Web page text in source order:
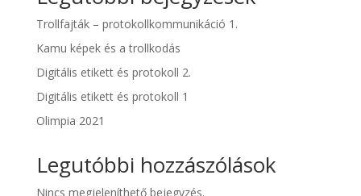
Trollfajták – protokollkommunikáció 1.
Kamu képek és a trollkodás
Digitális etikett és protokoll 2.
Digitális etikett és protokoll 1
Olimpia 2021
Legutóbbi hozzászólások
Nincs megjeleníthető bejegyzés.